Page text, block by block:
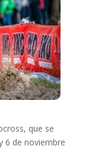
que se
6 de noviembre